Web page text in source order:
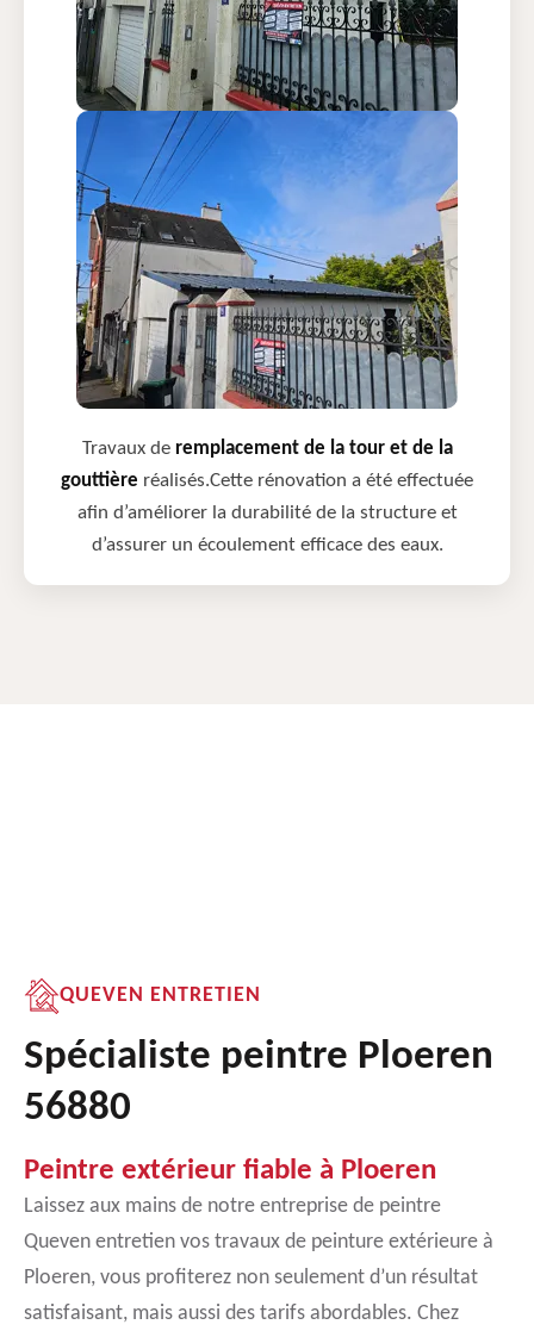
Travaux de remplacement de la tour et de la
gouttière réalisés.Cette rénovation a été effectuée
afin d’améliorer la durabilité de la structure et
d’assurer un écoulement efficace des eaux.
QUEVEN ENTRETIEN
Spécialiste peintre Ploeren
56880
Peintre extérieur fiable à Ploeren
Laissez aux mains de notre entreprise de peintre
Queven entretien vos travaux de peinture extérieure à
Ploeren, vous profiterez non seulement d’un résultat
satisfaisant, mais aussi des tarifs abordables. Chez